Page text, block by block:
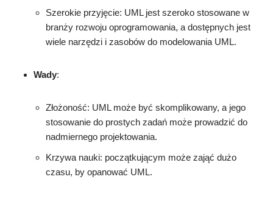
Szerokie przyjęcie: UML jest szeroko stosowane w
branży rozwoju oprogramowania, a dostępnych jest
wiele narzędzi i zasobów do modelowania UML.
Wady:
Złożoność: UML może być skomplikowany, a jego
stosowanie do prostych zadań może prowadzić do
nadmiernego projektowania.
Krzywa nauki: początkującym może zająć dużo
czasu, by opanować UML.